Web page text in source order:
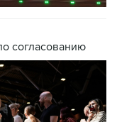
согласованию